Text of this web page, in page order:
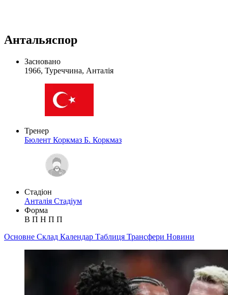
Антальяспор
Засновано
1966, Туреччина, Анталія
Тренер
Бюлент Коркмаз Б. Коркмаз
Стадіон
Анталія Стадіум
Форма
В П Н П П
Основне Склад Календар Таблиця Трансфери Новини